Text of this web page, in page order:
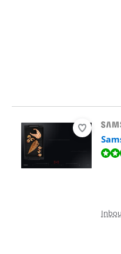
Beoordeling is 9,0 van de 10,